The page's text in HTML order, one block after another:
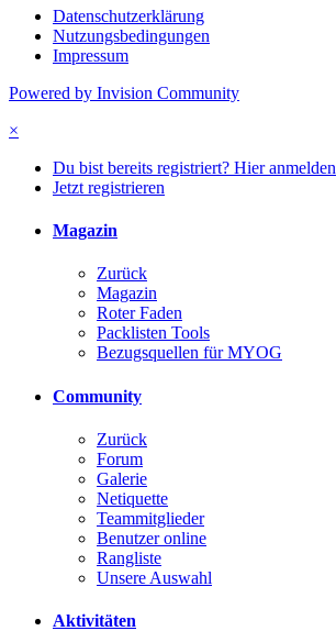
Datenschutzerklärung
Nutzungsbedingungen
Impressum
Powered by Invision Community
×
Du bist bereits registriert? Hier anmelden
Jetzt registrieren
Magazin
Zurück
Magazin
Roter Faden
Packlisten Tools
Bezugsquellen für MYOG
Community
Zurück
Forum
Galerie
Netiquette
Teammitglieder
Benutzer online
Rangliste
Unsere Auswahl
Aktivitäten